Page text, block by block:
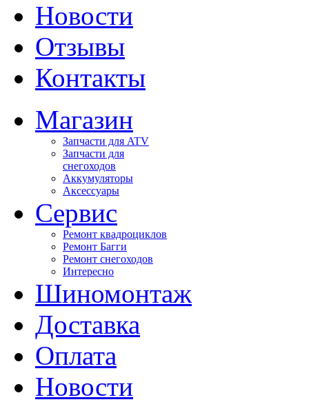
Новости
Отзывы
Контакты
Магазин
Запчасти для ATV
Запчасти для
снегоходов
Аккумуляторы
Аксессуары
Сервис
Ремонт квадроциклов
Ремонт Багги
Ремонт снегоходов
Интересно
Шиномонтаж
Доставка
Оплата
Новости